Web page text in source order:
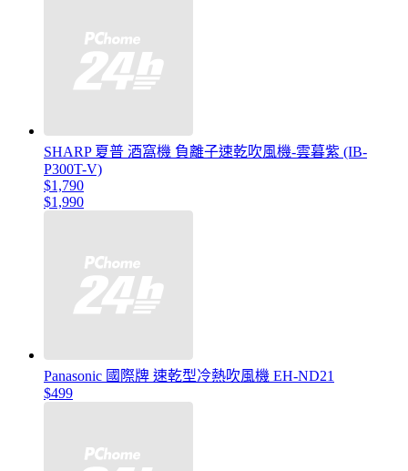
SHARP 夏普 酒窩機 負離子速乾吹風機-雲暮紫 (IB-
P300T-V)
$1,790
$1,990
Panasonic 國際牌 速乾型冷熱吹風機 EH-ND21
$499